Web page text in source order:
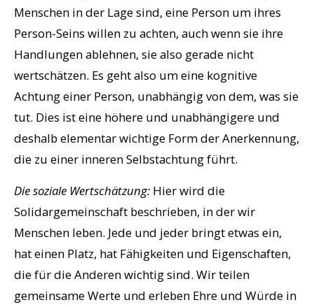
Menschen in der Lage sind, eine Person um ihres
Person-Seins willen zu achten, auch wenn sie ihre
Handlungen ablehnen, sie also gerade nicht
wertschätzen. Es geht also um eine kognitive
Achtung einer Person, unabhängig von dem, was sie
tut. Dies ist eine höhere und unabhängigere und
deshalb elementar wichtige Form der Anerkennung,
die zu einer inneren Selbstachtung führt.
Die soziale Wertschätzung: Hier wird die
Solidargemeinschaft beschrieben, in der wir
Menschen leben. Jede und jeder bringt etwas ein,
hat einen Platz, hat Fähigkeiten und Eigenschaften,
die für die Anderen wichtig sind. Wir teilen
gemeinsame Werte und erleben Ehre und Würde in